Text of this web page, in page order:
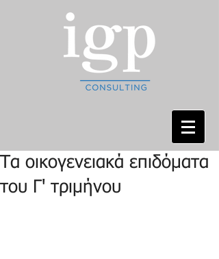
Τα οικογενειακά επιδόματα
του Γ' τριμήνου